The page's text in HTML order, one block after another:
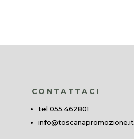
CONTATTACI
tel 055.462801
info@toscanapromozione.it